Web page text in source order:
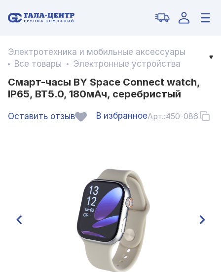
Электротехника и мобильные аксессуары
Все товары
Электронные устройства
Смарт-часы BY Space Connect watch,
IP65, BT5.0, 180мАч, серебристый
Оставить отзыв В избранноеАрт.:450-086